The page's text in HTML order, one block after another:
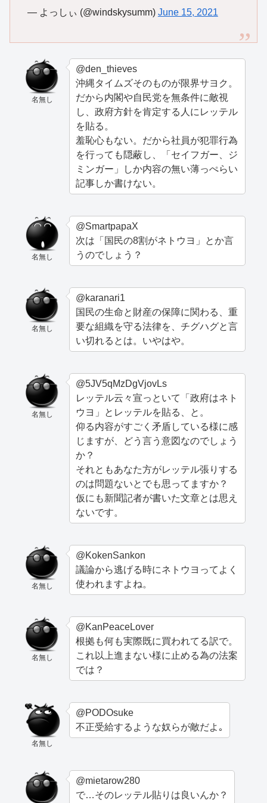
— よっしぃ (@windskysumm) June 15, 2021
名無し
@den_thieves
沖縄タイムズそのものが限界サヨク。
だから内閣や自民党を無条件に敵視
し、政府方針を肯定する人にレッテル
を貼る。
羞恥心もない。だから社員が犯罪行為
を行っても隠蔽し、「セイフガー、ジ
ミンガー」しか内容の無い薄っぺらい
記事しか書けない。
名無し
@SmartpapaX
次は「国民の8割がネトウヨ」とか言
うのでしょう？
名無し
@karanari1
国民の生命と財産の保障に関わる、重
要な組織を守る法律を、チグハグと言
い切れるとは。いやはや。
名無し
@5JV5qMzDgVjovLs
レッテル云々宣っといて「政府はネト
ウヨ」とレッテルを貼る、と。
仰る内容がすごく矛盾している様に感
じますが、どう言う意図なのでしょう
か？
それともあなた方がレッテル張りする
のは問題ないとでも思ってますか？
仮にも新聞記者が書いた文章とは思え
ないです。
名無し
@KokenSankon
議論から逃げる時にネトウヨってよく
使われますよね。
名無し
@KanPeaceLover
根拠も何も実際既に買われてる訳で。
これ以上進まない様に止める為の法案
では？
名無し
@PODOsuke
不正受給するような奴らが敵だよ｡
@mietarow280
で…そのレッテル貼りは良いんか？